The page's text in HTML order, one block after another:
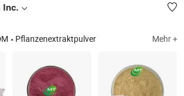
Inc.
Pflanzenextraktpulver Mehr +